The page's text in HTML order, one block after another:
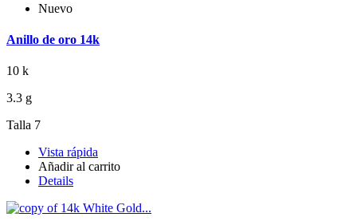
Nuevo
Anillo de oro 14k
10 k
3.3 g
Talla 7
Vista rápida
Añadir al carrito
Details